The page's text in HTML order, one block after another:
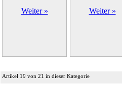
Weiter » Weiter »
Artikel 19 von 21 in dieser Kategorie